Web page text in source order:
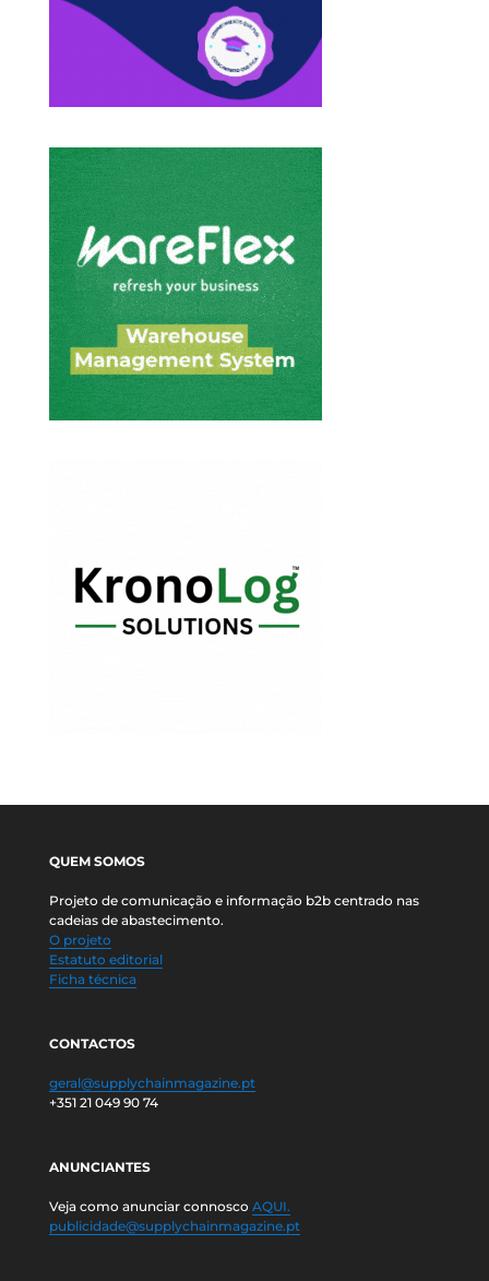
QUEM SOMOS
Projeto de comunicação e informação b2b centrado nas
cadeias de abastecimento.
O projeto
Estatuto editorial
Ficha técnica
CONTACTOS
geral@supplychainmagazine.pt
+351 21 049 90 74
ANUNCIANTES
Veja como anunciar connosco AQUI.
publicidade@supplychainmagazine.pt